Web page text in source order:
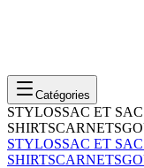
Catégories
STYLOSSAC ET
SHIRTSCARNETS
STYLOSSAC ET
SHIRTSCARNETS